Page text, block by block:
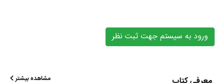
ورود به سیستم جهت ثبت نظر
مشاهده بیشتر